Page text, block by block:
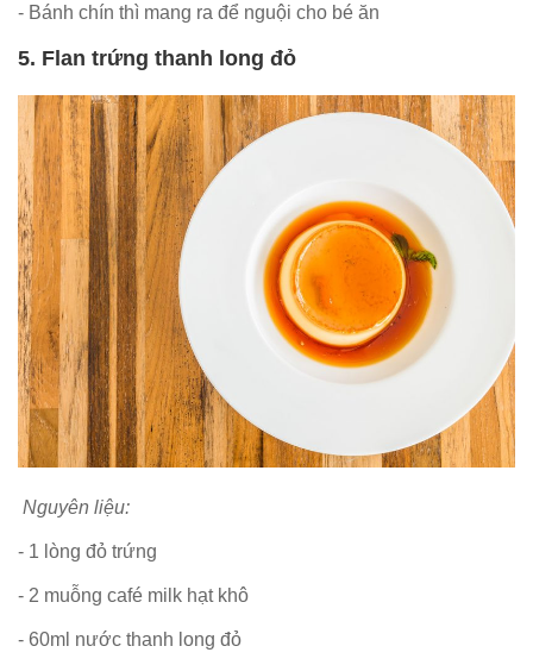
- Bánh chín thì mang ra để nguội cho bé ăn
5. Flan trứng thanh long đỏ
Nguyên liệu:
- 1 lòng đỏ trứng
- 2 muỗng café milk hạt khô
- 60ml nước thanh long đỏ